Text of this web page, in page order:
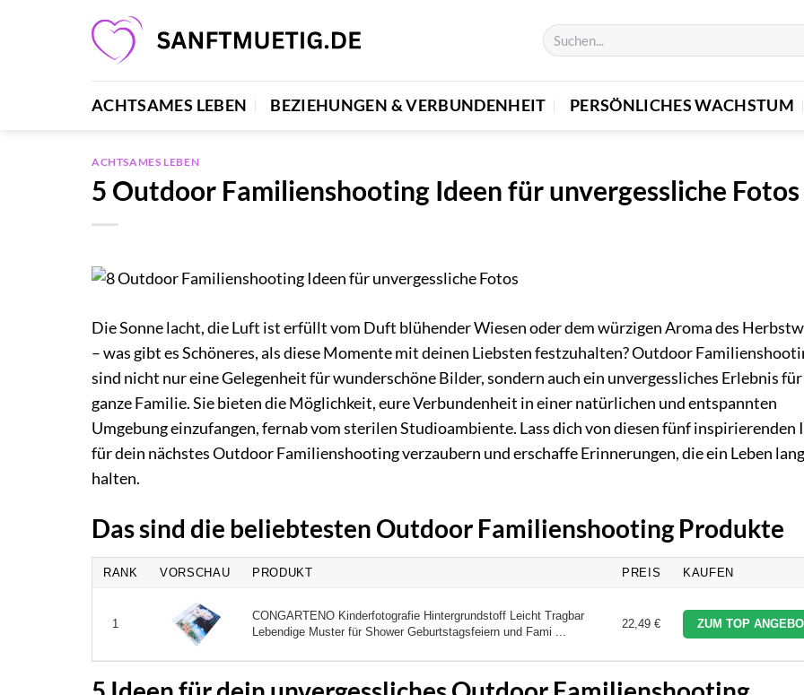
ACHTSAMES LEBEN BEZIEHUNGEN & VERBUNDENHEIT PERSÖNLICHES WACHSTUM
ACHTSAMES LEBEN
5 Outdoor Familienshooting Ideen für unvergessliche Fotos
Die Sonne lacht, die Luft ist erfüllt vom Duft blühender Wiesen oder dem würzigen Aroma des
– was gibt es Schöneres, als diese Momente mit deinen Liebsten festzuhalten? Outdoor
sind nicht nur eine Gelegenheit für wunderschöne Bilder, sondern auch ein unvergessliches Erlebnis
ganze Familie. Sie bieten die Möglichkeit, eure Verbundenheit in einer natürlichen und entspannten
Umgebung einzufangen, fernab vom sterilen Studioambiente. Lass dich von diesen fünf inspirierenden
für dein nächstes Outdoor Familienshooting verzaubern und erschaffe Erinnerungen, die ein Leben lang
halten.
Das sind die beliebtesten Outdoor Familienshooting Produkte
RANK VORSCHAU PRODUKT PREIS KAUFEN
1
CONGARTENO Kinderfotografie Hintergrundstoff Leicht Tragbar
Lebendige Muster für Shower Geburtstagsfeiern und Fami ...
22,49 € ZUM TOP